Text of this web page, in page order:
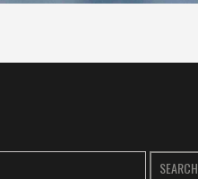
SEARCH